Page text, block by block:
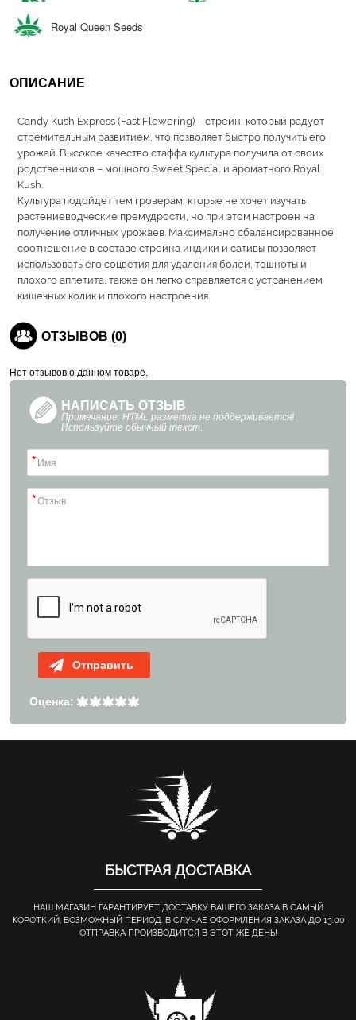
Royal Queen Seeds
ОПИСАНИЕ
Candy Kush Express (Fast Flowering) – стрейн, который радует
стремительным развитием, что позволяет быстро получить его
урожай. Высокое качество стаффа культура получила от своих
родственников – мощного Sweet Special и ароматного Royal
Kush.
Культура подойдет тем гроверам, кторые не хочет изучать
растениеводческие премудрости, но при этом настроен на
получение отличных урожаев. Максимально сбалансированное
соотношение в составе стрейна индики и сативы позволяет
использовать его соцветия для удаления болей, тошноты и
плохого аппетита, также он легко справляется с устранением
кишечных колик и плохого настроения.
ОТЗЫВОВ (0)
Нет отзывов о данном товаре.
НАПИСАТЬ ОТЗЫВ
Примечание: HTML разметка не поддерживается!
Используйте обычный текст.
Отправить
Оценка:
БЫСТРАЯ ДОСТАВКА
НАШ МАГАЗИН ГАРАНТИРУЕТ ДОСТАВКУ ВАШЕГО ЗАКАЗА В САМЫЙ
КОРОТКИЙ, ВОЗМОЖНЫЙ ПЕРИОД. В СЛУЧАЕ ОФОРМЛЕНИЯ ЗАКАЗА ДО 13.00
ОТПРАВКА ПРОИЗВОДИТСЯ В ЭТОТ ЖЕ ДЕНЬ!